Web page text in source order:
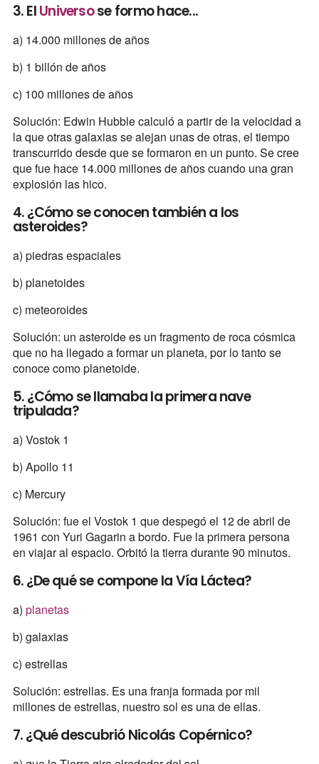
3. ElUniversose formo hace...
a) 14.000 millones de años
b) 1 billón de años
c) 100 millones de años
Solución: Edwin Hubble calculó a partir de la velocidad a
la que otras galaxias se alejan unas de otras, el tiempo
transcurrido desde que se formaron en un punto. Se cree
que fue hace 14.000 millones de años cuando una gran
explosión las hico.
4. ¿Cómo se conocen también a los
asteroides?
a) piedras espaciales
b) planetoides
c) meteoroides
Solución: un asteroide es un fragmento de roca cósmica
que no ha llegado a formar un planeta, por lo tanto se
conoce como planetoide.
5. ¿Cómo se llamaba la primera nave
tripulada?
a) Vostok 1
b) Apollo 11
c) Mercury
Solución: fue el Vostok 1 que despegó el 12 de abril de
1961 con Yuri Gagarin a bordo. Fue la primera persona
en viajar al espacio. Orbitó la tierra durante 90 minutos.
6. ¿De qué se compone la Vía Láctea?
a) planetas
b) galaxias
c) estrellas
Solución: estrellas. Es una franja formada por mil
millones de estrellas, nuestro sol es una de ellas.
7. ¿Qué descubrió Nicolás Copérnico?